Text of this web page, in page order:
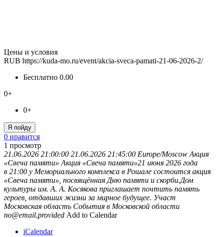
Цены и условия
RUB https://kuda-mo.ru/event/akcia-sveca-pamati-21-06-2026-2/
Бесплатно 0.00
0+
0+
Я пойду
0 нравится
1 просмотр
21.06.2026 21:00:00 21.06.2026 21:45:00 Europe/Moscow Акция
«Свеча памяти» Акция «Свеча памяти»21 июня 2026 года
в 21:00 у Мемориального комплекса в Рошале состоится акция
«Свеча памяти», посвящённая Дню памяти и скорби.Дом
культуры им. А. А. Косякова приглашает почтить память
героев, отдавших жизни за мирное будущее. Участ
Московская область События в Московской области
no@email.provided Add to Calendar
iCalendar